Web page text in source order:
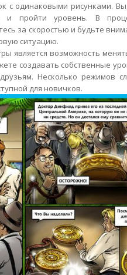
с одинаковыми рисунками.
и пройти уровень. В
за скоростью и будьте
ситуацию.
является возможность
создавать собственные
Несколько режимов
для новичков.